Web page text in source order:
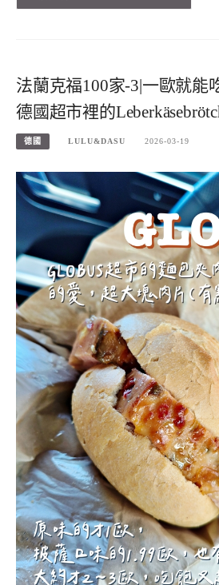
法蘭克福100家-3|一歐就能
德國超市裡的
德國 LULU&DASU 2026-03-19